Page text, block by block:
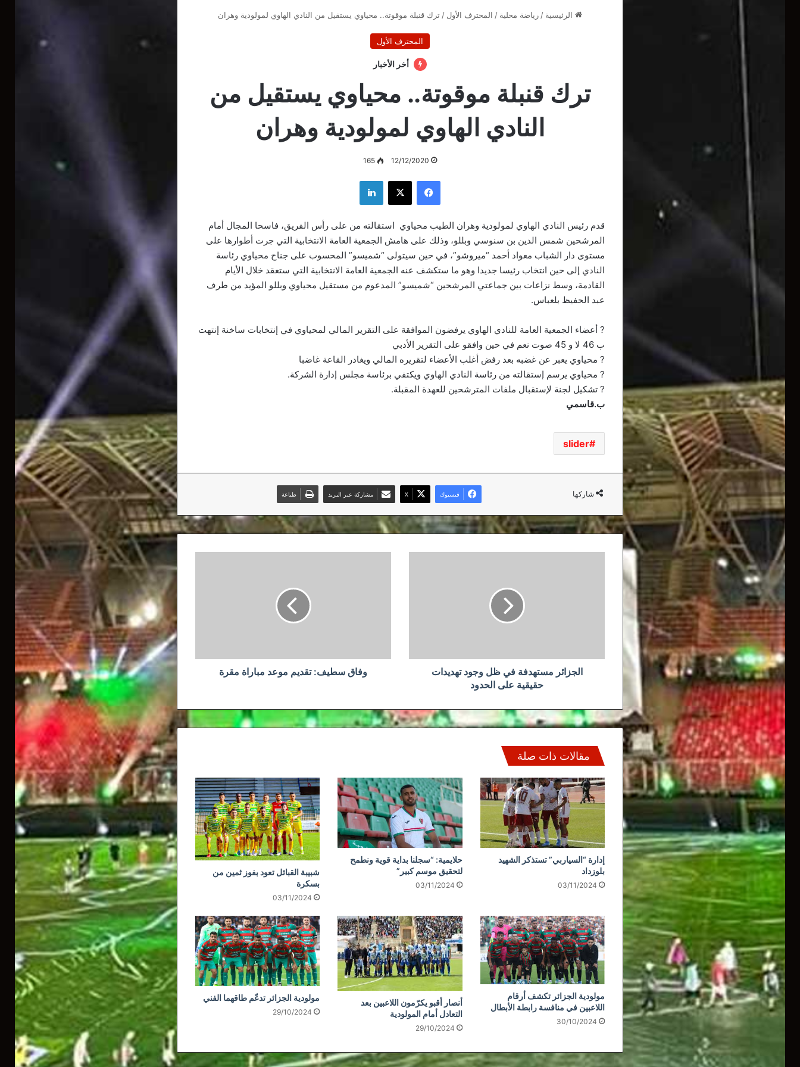
الرئيسية / رياضة محلية / المحترف الأول / ترك قنبلة موقوتة.. محياوي يستقيل من النادي الهاوي لمولودية وهران
المحترف الأول
أخر الأخبار
ترك قنبلة موقوتة.. محياوي يستقيل من
النادي الهاوي لمولودية وهران
12/12/2020
165
فيسبوك ‫X لينكدإن
قدم رئيس النادي الهاوي لمولودية وهران الطيب محياوي استقالته من على رأس الفريق، فاسحا المجال أمام
المرشحين شمس الدين بن سنوسي وبللو، وذلك على هامش الجمعية العامة الانتخابية التي جرت أطوارها على
مستوى دار الشباب معواد أحمد “ميروشو”، في حين سيتولى “شميسو” المحسوب على جناح محياوي رئاسة
النادي إلى حين انتخاب رئيسا جديدا وهو ما ستكشف عنه الجمعية العامة الانتخابية التي ستعقد خلال الأيام
القادمة، وسط نزاعات بين جماعتي المرشحين “شميسو” المدعوم من مستقيل محياوي وبللو المؤيد من طرف
عبد الحفيظ بلعباس.
? أعضاء الجمعية العامة للنادي الهاوي يرفضون الموافقة على التقرير المالي لمحياوي في إنتخابات ساخنة إنتهت
ب 46 لا و 45 صوت نعم في حين وافقو على التقرير الأدبي
? محياوي يعبر عن غضبه بعد رفض أغلب الأعضاء لتقريره المالي ويغادر القاعة غاضبا
? محياوي يرسم إستقالته من رئاسة النادي الهاوي ويكتفي برئاسة مجلس إدارة الشركة.
? تشكيل لجنة لإستقبال ملفات المترشحين للعهدة المقبلة.
ب.قاسمي
slider
شاركها فيسبوك ‫X مشاركة عبر البريد طباعة
الحدود
الجزائر مستهدفة في ظل وجود تهديدات
حقيقية على الحدود
وفاق سطيف: تقديم موعد مباراة مقرة
مقالات ذات صلة
إدارة “السياربي” تستذكر الشهيد
بلوزداد
03/11/2024
حلايمية: “سجلنا بداية قوية ونطمح
لتحقيق موسم كبير”
03/11/2024
شبيبة القبائل تعود بفوز ثمين من
بسكرة
03/11/2024
مولودية الجزائر تكشف أرقام
اللاعبين في منافسة رابطة الأبطال
30/10/2024
أنصار أقبو يكرّمون اللاعبين بعد
التعادل أمام المولودية
29/10/2024
مولودية الجزائر تدعّم طاقهما الفني
29/10/2024